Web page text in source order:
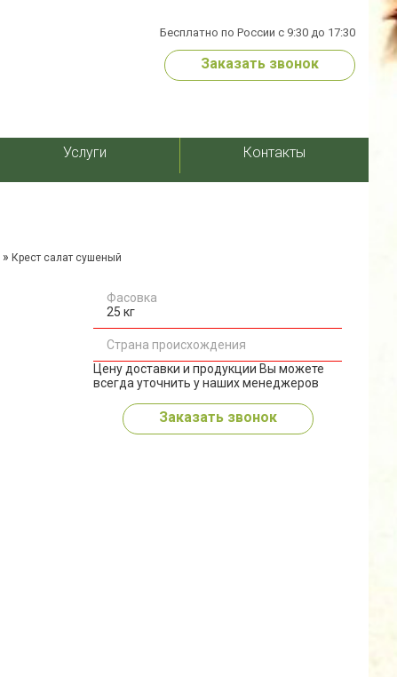
Бесплатно по России с 9:30 до 17:30
Заказать звонок
Услуги Контакты
» Крест салат сушеный
Фасовка
25 кг
Страна происхождения
Цену доставки и продукции Вы можете
всегда уточнить у наших менеджеров
Заказать звонок